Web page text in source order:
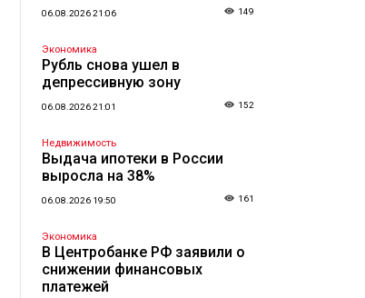
06.08.2026 21:06 149
Экономика
Рубль снова ушел в
депрессивную зону
06.08.2026 21:01 152
Недвижимость
Выдача ипотеки в России
выросла на 38%
06.08.2026 19:50 161
Экономика
В Центробанке РФ заявили о
снижении финансовых
платежей